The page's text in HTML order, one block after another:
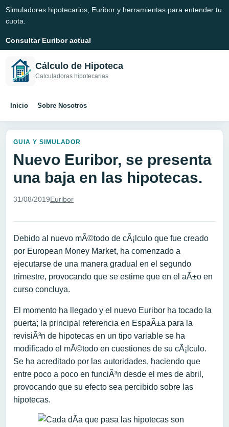
Simuladores hipotecarios, Euribor y herramientas para entender tu
cuota.
Consultar Euribor actual
Cálculo de Hipoteca
Calculadoras hipotecarias
Inicio Sobre Nosotros
GUIA Y SIMULADOR
Nuevo Euribor, se presenta
una baja en las hipotecas.
31/08/2019Euribor
Debido al nuevo mÃ©todo de cÃ¡lculo que fue creado
por European Money Market, ha comenzado a
ejecutarse de una manera gradual en el segundo
trimestre, provocando que se estime que en el aÃ±o en
curso concluya.
El momento ha llegado y el nuevo Euribor ha tocado la
puerta; la principal referencia en EspaÃ±a para la
revisiÃ³n de hipotecas en un tipo variable se ha
modificado el mÃ©todo en cuestiones de su cÃ¡lculo.
Se ha acreditado por las autoridades, haciendo que
entre poco a poco en funciÃ³n desde el mes de abril,
provocando que su efecto sea percibido sobre las
hipotecas.